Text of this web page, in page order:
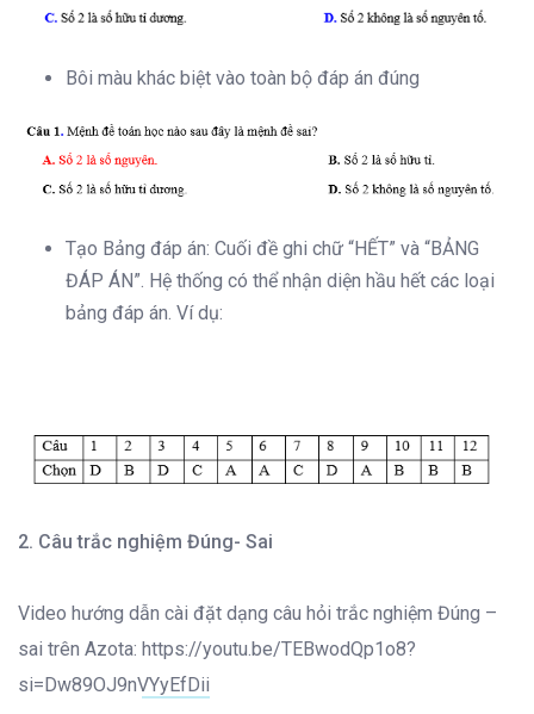
Bôi màu khác biệt vào toàn bộ đáp án đúng
Tạo Bảng đáp án: Cuối đề ghi chữ “HẾT” và “BẢNG
ĐÁP ÁN”. Hệ thống có thể nhận diện hầu hết các loại
bảng đáp án. Ví dụ:
2. Câu trắc nghiệm Đúng- Sai
Video hướng dẫn cài đặt dạng câu hỏi trắc nghiệm Đúng –
sai trên Azota: https://youtu.be/TEBwodQp1o8?
si=Dw89OJ9nVYyEfDii